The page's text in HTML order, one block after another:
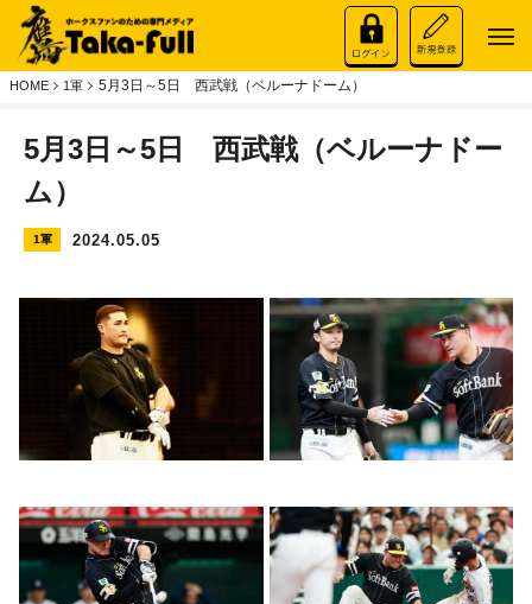
HOME 1軍 5月3日～5日 西武戦（ベルーナドーム）
5月3日～5日 西武戦（ベルーナドー
ム）
1軍 2024.05.05